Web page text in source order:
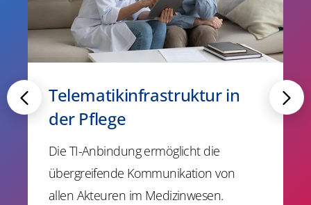
Telematikinfrastruktur in
der Pflege
Die TI-Anbindung ermöglicht die
übergreifende Kommunikation von
allen Akteuren im Medizinwesen.